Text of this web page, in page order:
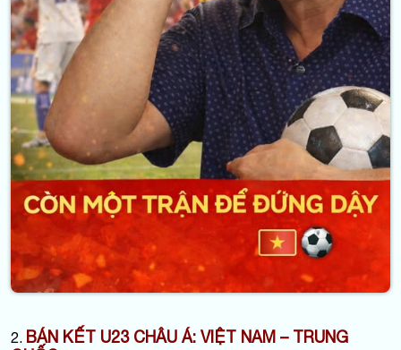
2. BÁN KẾT U23 CHÂU Á: VIỆT NAM – TRUNG